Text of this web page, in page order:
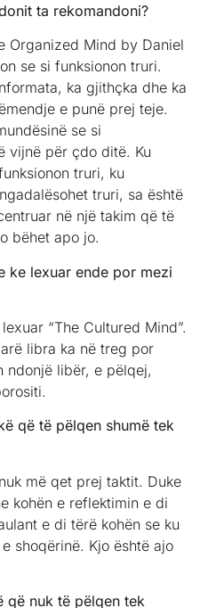
ta rekomandoni?
Organized Mind by Daniel
se si funksionon truri.
ka gjithçka dhe ka
e punë prej teje.
se si
vijnë për çdo ditë. Ku
truri, ku
truri, sa është
në një takim që të
bëhet apo jo.
ke lexuar ende por mezi
“The Cultured Mind”.
libra ka në treg por
ndonjë libër, e pëlqej,
që të pëlqen shumë tek
më qet prej taktit. Duke
kohën e reflektimin e di
e di tërë kohën se ku
shoqërinë. Kjo është ajo
që nuk të pëlqen tek